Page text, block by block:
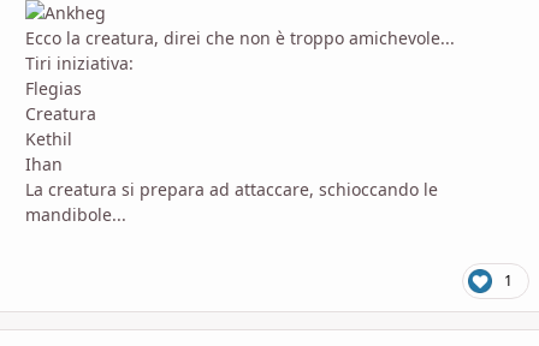
Ecco la creatura, direi che non è troppo amichevole...
Tiri iniziativa:
Flegias
Creatura
Kethil
Ihan
La creatura si prepara ad attaccare, schioccando le
mandibole...
1